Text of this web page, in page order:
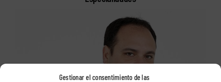
Gestionar el consentimiento de las